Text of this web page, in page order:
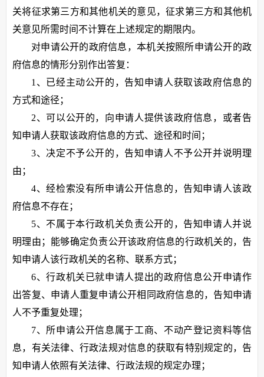
关将征求第三方和其他机关的意见，征求第三方和其他机
关意见所需时间不计算在上述规定的期限内。
对申请公开的政府信息，本机关按照所申请公开的政
府信息的情形分别作出答复：
1、已经主动公开的，告知申请人获取该政府信息的
方式和途径；
2、可以公开的，向申请人提供该政府信息，或者告
知申请人获取该政府信息的方式、途径和时间；
3、决定不予公开的，告知申请人不予公开并说明理
由；
4、经检索没有所申请公开信息的，告知申请人该政
府信息不存在；
5、不属于本行政机关负责公开的，告知申请人并说
明理由；能够确定负责公开该政府信息的行政机关的，告
知申请人该行政机关的名称、联系方式；
6、行政机关已就申请人提出的政府信息公开申请作
出答复、申请人重复申请公开相同政府信息的，告知申请
人不予重复处理；
7、所申请公开信息属于工商、不动产登记资料等信
息，有关法律、行政法规对信息的获取有特别规定的，告
知申请人依照有关法律、行政法规的规定办理；